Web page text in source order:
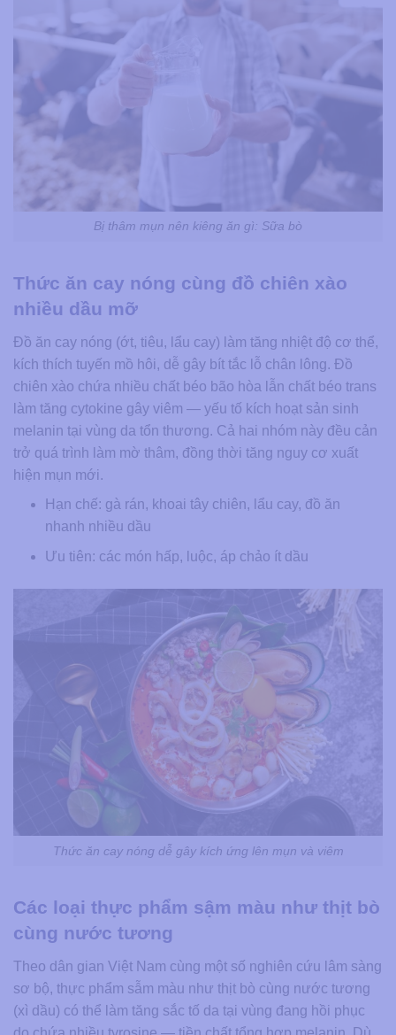
Bị thâm mụn nên kiêng ăn gì: Sữa bò
Thức ăn cay nóng cùng đồ chiên xào
nhiều dầu mỡ
Đồ ăn cay nóng (ớt, tiêu, lẩu cay) làm tăng nhiệt độ cơ thể,
kích thích tuyến mồ hôi, dễ gây bít tắc lỗ chân lông. Đồ
chiên xào chứa nhiều chất béo bão hòa lẫn chất béo trans
làm tăng cytokine gây viêm — yếu tố kích hoạt sản sinh
melanin tại vùng da tổn thương. Cả hai nhóm này đều cản
trở quá trình làm mờ thâm, đồng thời tăng nguy cơ xuất
hiện mụn mới.
Hạn chế: gà rán, khoai tây chiên, lẩu cay, đồ ăn
nhanh nhiều dầu
Ưu tiên: các món hấp, luộc, áp chảo ít dầu
Thức ăn cay nóng dễ gây kích ứng lên mụn và viêm
Các loại thực phẩm sậm màu như thịt bò
cùng nước tương
Theo dân gian Việt Nam cùng một số nghiên cứu lâm sàng
sơ bộ, thực phẩm sẫm màu như thịt bò cùng nước tương
(xì dầu) có thể làm tăng sắc tố da tại vùng đang hồi phục